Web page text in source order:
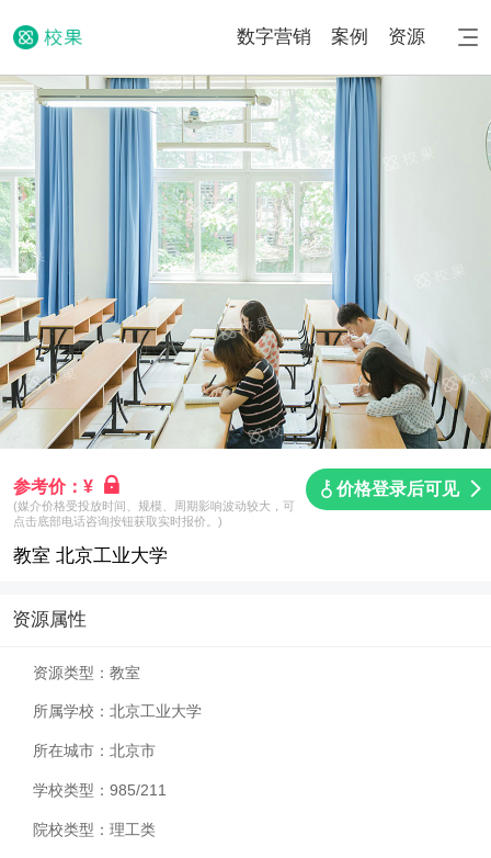
数字营销 案例 资源
参考价：¥ 价格登录后可见
(媒介价格受投放时间、规模、周期影响波动较大，可
点击底部电话咨询按钮获取实时报价。)
教室 北京工业大学
资源属性
资源类型： 教室
所属学校： 北京工业大学
所在城市： 北京市
学校类型： 985/211
院校类型： 理工类